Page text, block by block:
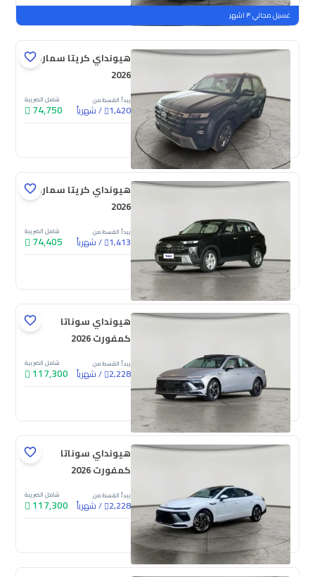
غسيل مجاني ٣ اشهر
هيونداي كريتا سمارت
2026
يبدأ القسط من
1,420
/شهرياً
شامل الضريبة
74,750
جديدة
هيونداي كريتا سمارت
2026
يبدأ القسط من
1,413
/شهرياً
شامل الضريبة
74,405
هيونداي سوناتا
كمفورت 2026
يبدأ القسط من
2,228
/شهرياً
شامل الضريبة
117,300
جديدة
هيونداي سوناتا
كمفورت 2026
يبدأ القسط من
2,228
/شهرياً
شامل الضريبة
117,300
جديدة